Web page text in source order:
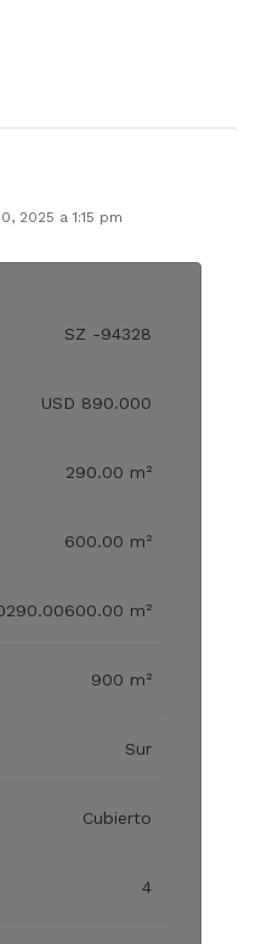
2025 a 1:15 pm
SZ -94328
USD 890.000
290.00 m²
600.00 m²
m²
900 m²
Sur
Cubierto
4